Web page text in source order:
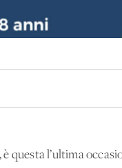
questa l’ultima